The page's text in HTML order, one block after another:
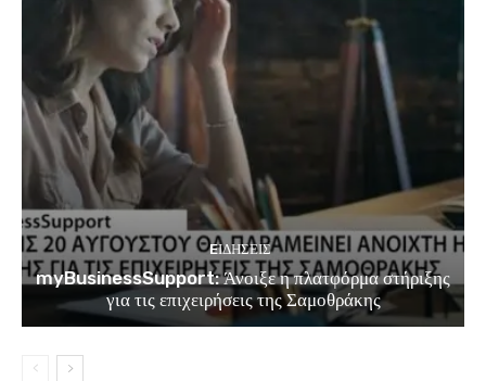
EΙΔΗΣΕΙΣ
myBusinessSupport: Άνοιξε η πλατφόρμα στήριξης
για τις επιχειρήσεις της Σαμοθράκης